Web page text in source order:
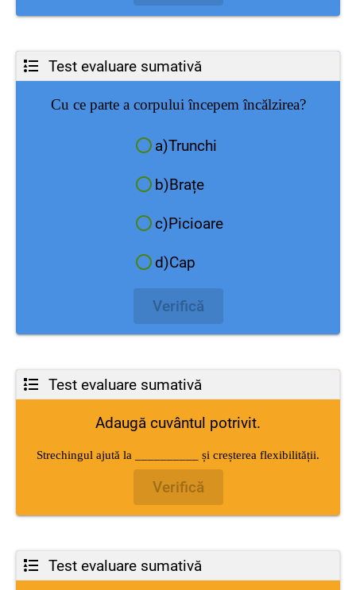
Test evaluare sumativă
Cu ce parte a corpului începem încălzirea?
a)Trunchi
b)Brațe
c)Picioare
d)Cap
Verifică
Test evaluare sumativă
Adaugă cuvântul potrivit.
Strechingul ajută la __________ și creșterea flexibilității.
Verifică
Test evaluare sumativă